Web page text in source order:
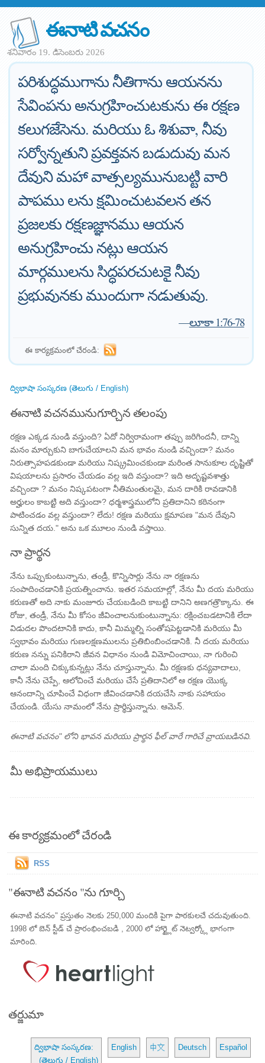
ఈనాటి వచనం
శనివారం 19. డిసెంబరు 2026
పరిశుద్ధముగాను నీతిగాను ఆయనను
సేవింపను అనుగ్రహించుటకును ఈ రక్షణ
కలుగజేసెను. మరియు ఓ శిశువా, నీవు
సర్వోన్నతుని ప్రవక్తవన బడుదువు మన
దేవుని మహా వాత్సల్యమునుబట్టి వారి
పాపము లను క్షమించుటవలన తన
ప్రజలకు రక్షణజ్ఞానము ఆయన
అనుగ్రహించు నట్లు ఆయన
మార్గములను సిద్ధపరచుటకై నీవు
ప్రభువునకు ముందుగా నడుతువు.
—లూకా 1:76-78
ఈ కార్యక్రమంలో చేరండి:
ద్విభాషా సంస్కరణ (తెలుగు / English)
ఈనాటి వచనమునుగూర్చిన తలంపు
రక్షణ ఎక్కడ నుండి వస్తుంది? ఏదో నిర్విరామంగా తప్పు జరిగిందనీ, దాన్ని
మనం మార్చుకుని బాగుచేయాలని మన భావం నుండి వచ్చిందా? మనం
నిరుత్సాహపడకుండా మరియు నిష్క్రమించకుండా మరింత సానుకూల దృష్టితో
విషయాలను ప్రసారం చేయడం వల్ల ఇది వస్తుందా? ఇది అదృష్టవశాత్తు
వచ్చిందా ? మనం నిష్కపటంగా నీతిమంతులమై, మన దారికి రావడానికి
అర్హులం కాబట్టి అది వస్తుందా? ధర్మశాస్త్రములోని ప్రతిదానిని కఠినంగా
పాటించడం వల్ల వస్తుందా? లేదు! రక్షణ మరియు క్షమాపణ "మన దేవుని
సున్నిత దయ." అను ఒక మూలం నుండి వస్తాయి.
నా ప్రార్థన
నేను ఒప్పుకుంటున్నాను, తండ్రీ, కొన్నిసార్లు నేను నా రక్షణను
సంపాదించడానికి ప్రయత్నించాను. ఇతర సమయాల్లో, నేను మీ దయ మరియు
కరుణతో అది నాకు మంజూరు చేయబడింది కాబట్టి దానిని అణగత్రొక్కాను. ఈ
రోజు, తండ్రీ, నేను మీ కోసం జీవించాలనుకుంటున్నాను: రక్షించబడటానికి లేదా
విడుదల పొందటానికి కాదు, కానీ మిమ్మల్ని సంతోషపెట్టడానికి మరియు మీ
స్వభావం మరియు గుణలక్షణములను ప్రతిబింబించడానికి. నీ దయ మరియు
కరుణ నన్ను పనికిరాని జీవన విధానం నుండి విమోచించాయి, నా గురించి
చాలా మంది చిక్కుకున్నట్లు నేను చూస్తున్నాను. మీ రక్షణకు ధన్యవాదాలు,
కానీ నేను చెప్పే, ఆలోచించే మరియు చేసే ప్రతిదానిలో ఆ రక్షణ యొక్క
ఆనందాన్ని చూపించే విధంగా జీవించడానికి దయచేసి నాకు సహాయం
చేయండి. యేసు నామంలో నేను ప్రార్థిస్తున్నాను. ఆమెన్.
ఈనాటి వచనం" లోని భావన మరియు ప్రార్థన ఫీల్ వారే గారిచే వ్రాయబడినవి.
మీ అభిప్రాయములు
ఈ కార్యక్రమంలో చేరండి
RSS
"ఈనాటి వచనం "ను గూర్చి
ఈనాటి వచనం" ప్రస్తుతం నెలకు 250,000 మందికి పైగా పాఠకులచే చదువుతుంది.
1998 లో బెన్ స్టీడ్ చే ప్రారంభించబడి , 2000 లో హార్ట్లైట్ నెట్వర్క్లో భాగంగా
మారింది.
తర్జుమా
ద్విభాషా సంస్కరణ:
(తెలుగు / English)
English 中文 Deutsch Español